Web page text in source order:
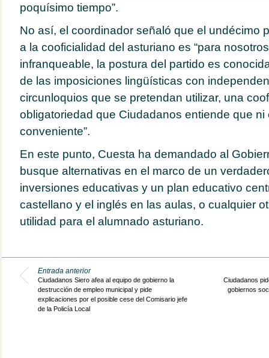
poquísimo tiempo”.
No así, el coordinador señaló que el undécimo
a la cooficialidad del asturiano es “para
infranqueable, la postura del partido es
de las imposiciones lingüísticas con
circunloquios que se pretendan utilizar, una
obligatoriedad que Ciudadanos entiende que ni
conveniente”.
En este punto, Cuesta ha demandado al
busque alternativas en el marco de un
inversiones educativas y un plan educativo
castellano y el inglés en las aulas, o cualquier
utilidad para el alumnado asturiano.
Entrada anterior
Ciudadanos Siero afea al equipo de gobierno la
destrucción de empleo municipal y pide
explicaciones por el posible cese del Comisario jefe
de la Policía Local
Ciudadanos
gobiernos